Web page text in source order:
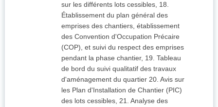
sur les différents lots cessibles, 18.
Établissement du plan général des
emprises des chantiers, établissement
des Convention d'Occupation Précaire
(COP), et suivi du respect des emprises
pendant la phase chantier, 19. Tableau
de bord du suivi qualitatif des travaux
d'aménagement du quartier 20. Avis sur
les Plan d'Installation de Chantier (PIC)
des lots cessibles, 21. Analyse des